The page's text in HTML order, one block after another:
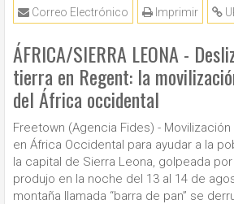
Imprimir
Correo Electrónico
ÁFRICA/SIERRA LEONA -
tierra en Regent: la
del África occidental
Freetown (Agencia Fides) -
en África Occidental para ayudar a la
la capital de Sierra Leona, golpeada
produjo en la noche del 13 al 14 de
montaña llamada “barra de pan” se